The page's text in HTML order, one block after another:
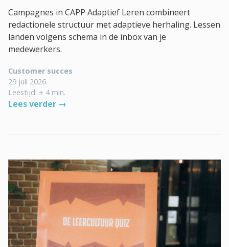
Campagnes in CAPP Adaptief Leren combineert
redactionele structuur met adaptieve herhaling. Lessen
landen volgens schema in de inbox van je
medewerkers.
Customer succes
29 juli 2026
Leestijd: ± 4 min.
Lees verder →